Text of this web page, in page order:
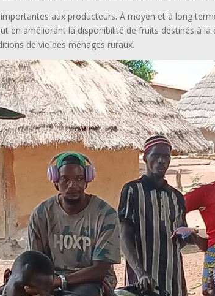
aux producteurs. À moyen et à long
en améliorant la disponibilité de fruits destinés à
de vie des ménages ruraux.